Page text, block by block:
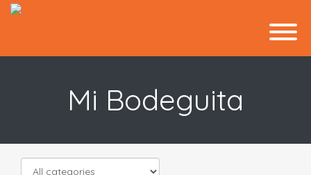
Mi Bodeguita